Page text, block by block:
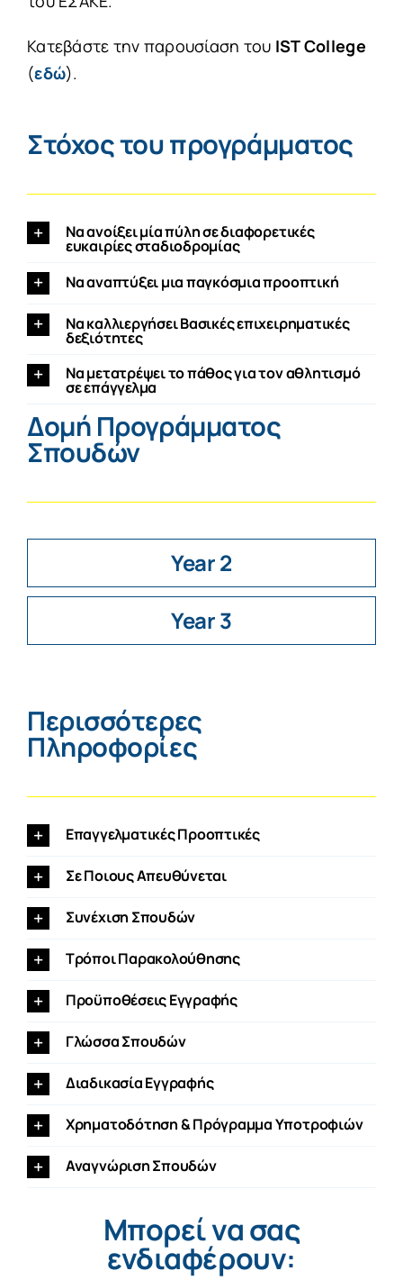
Κατεβάστε την παρουσίαση του ISTCollege
(εδώ).
Στόχος του προγράμματος
Να ανοίξει μία πύλη σε διαφορετικές
ευκαιρίες σταδιοδρομίας
Να αναπτύξει μια παγκόσμια προοπτική
Να καλλιεργήσει Βασικές επιχειρηματικές
δεξιότητες
Να μετατρέψει το πάθος για τον αθλητισμό
σε επάγγελμα
Δομή Προγράμματος
Σπουδών
Year 2
Year 3
Περισσότερες
Πληροφορίες
Επαγγελματικές Προοπτικές
Σε Ποιους Απευθύνεται
Συνέχιση Σπουδών
Τρόποι Παρακολούθησης
Προϋποθέσεις Εγγραφής
Γλώσσα Σπουδών
Διαδικασία Εγγραφής
Χρηματοδότηση & Πρόγραμμα Υποτροφιών
Αναγνώριση Σπουδών
Μπορεί να σας
ενδιαφέρουν: